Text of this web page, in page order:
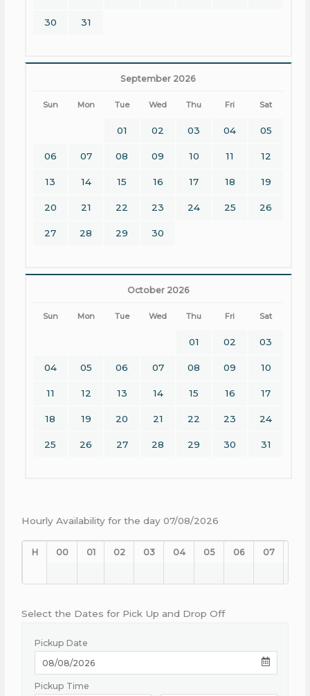
30 31
September 2026
Sun Mon Tue Wed Thu Fri Sat
01 02 03 04 05
06 07 08 09 10 11 12
13 14 15 16 17 18 19
20 21 22 23 24 25 26
27 28 29 30
October 2026
Sun Mon Tue Wed Thu Fri Sat
01 02 03
04 05 06 07 08 09 10
11 12 13 14 15 16 17
18 19 20 21 22 23 24
25 26 27 28 29 30 31
Hourly Availability for the day 07/08/2026
H 00 01 02 03 04 05 06 07
Select the Dates for Pick Up and Drop Off
Pickup Date
Pickup Time